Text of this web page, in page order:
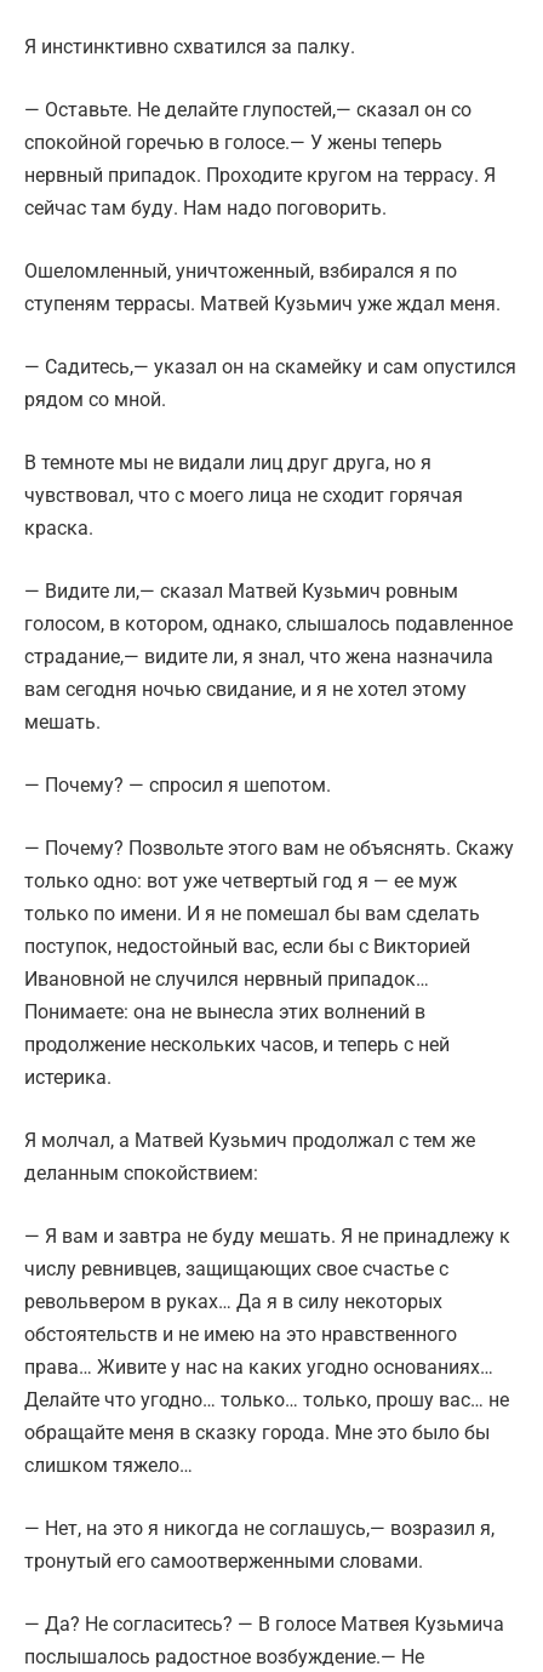
Я инстинктивно схватился за палку.
— Оставьте. Не делайте глупостей,— сказал он со
спокойной горечью в голосе.— У жены теперь
нервный припадок. Проходите кругом на террасу. Я
сейчас там буду. Нам надо поговорить.
Ошеломленный, уничтоженный, взбирался я по
ступеням террасы. Матвей Кузьмич уже ждал меня.
— Садитесь,— указал он на скамейку и сам опустился
рядом со мной.
В темноте мы не видали лиц друг друга, но я
чувствовал, что с моего лица не сходит горячая
краска.
— Видите ли,— сказал Матвей Кузьмич ровным
голосом, в котором, однако, слышалось подавленное
страдание,— видите ли, я знал, что жена назначила
вам сегодня ночью свидание, и я не хотел этому
мешать.
— Почему? — спросил я шепотом.
— Почему? Позвольте этого вам не объяснять. Скажу
только одно: вот уже четвертый год я — ее муж
только по имени. И я не помешал бы вам сделать
поступок, недостойный вас, если бы с Викторией
Ивановной не случился нервный припадок…
Понимаете: она не вынесла этих волнений в
продолжение нескольких часов, и теперь с ней
истерика.
Я молчал, а Матвей Кузьмич продолжал с тем же
деланным спокойствием:
— Я вам и завтра не буду мешать. Я не принадлежу к
числу ревнивцев, защищающих свое счастье с
револьвером в руках… Да я в силу некоторых
обстоятельств и не имею на это нравственного
права… Живите у нас на каких угодно основаниях…
Делайте что угодно… только… только, прошу вас… не
обращайте меня в сказку города. Мне это было бы
слишком тяжело…
— Нет, на это я никогда не соглашусь,— возразил я,
тронутый его самоотверженными словами.
— Да? Не согласитесь? — В голосе Матвея Кузьмича
послышалось радостное возбуждение.— Не